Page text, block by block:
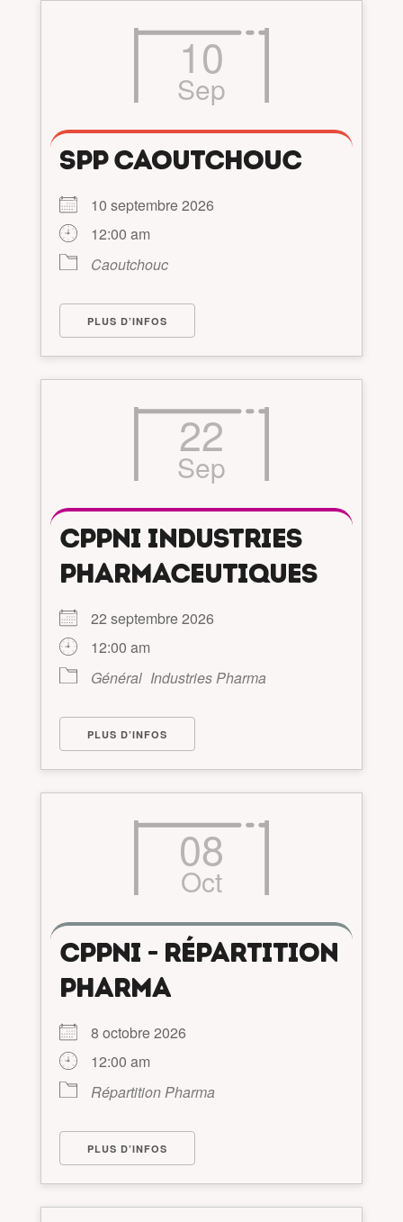
10
Sep
SPP CAOUTCHOUC
10 septembre 2026
12:00 am
Caoutchouc
PLUS D’INFOS
22
Sep
CPPNI INDUSTRIES
PHARMACEUTIQUES
22 septembre 2026
12:00 am
Général Industries Pharma
PLUS D’INFOS
08
Oct
CPPNI - RÉPARTITION
PHARMA
8 octobre 2026
12:00 am
Répartition Pharma
PLUS D’INFOS